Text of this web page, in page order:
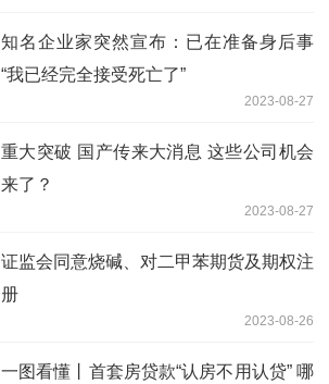
知名企业家突然宣布：已在准备身后事
“我已经完全接受死亡了”
2023-08-27
重大突破 国产传来大消息 这些公司机会
来了？
2023-08-27
证监会同意烧碱、对二甲苯期货及期权注
册
2023-08-26
一图看懂丨首套房贷款“认房不用认贷” 哪